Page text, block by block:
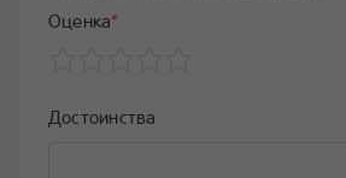
Оценка*
Достоинства